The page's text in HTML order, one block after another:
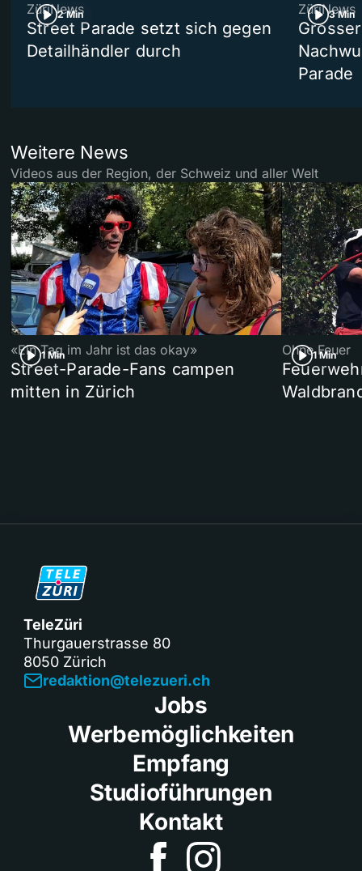
2 Min
ZüriNews
Street Parade setzt sich gegen
Detailhändler durch
3 Min
ZüriNews
Parade
Weitere News
Videos aus der Region, der Schweiz und aller Welt
1 Min
«Ein Tag im Jahr ist das okay»
Street-Parade-Fans campen
mitten in Zürich
1 Min
Ohne Feuer
TeleZüri
Thurgauerstrasse 80
8050 Zürich
redaktion@telezueri.ch
Jobs
Werbemöglichkeiten
Empfang
Studioführungen
Kontakt